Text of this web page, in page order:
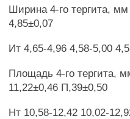
Ширина 4-го тергита,
4,85±0,07
Ит 4,65-4,96 4,58-5,00
Площадь 4-го тергита,
11,22±0,46 П,39±0,50
Нт 10,58-12,42 10,02-